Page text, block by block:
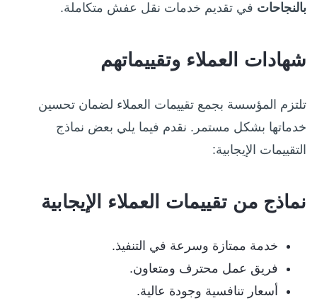
بالنجاحات في تقديم خدمات نقل عفش متكاملة.
شهادات العملاء وتقييماتهم
تلتزم المؤسسة بجمع تقييمات العملاء لضمان تحسين
خدماتها بشكل مستمر. نقدم فيما يلي بعض نماذج
التقييمات الإيجابية:
نماذج من تقييمات العملاء الإيجابية
خدمة ممتازة وسرعة في التنفيذ.
فريق عمل محترف ومتعاون.
أسعار تنافسية وجودة عالية.